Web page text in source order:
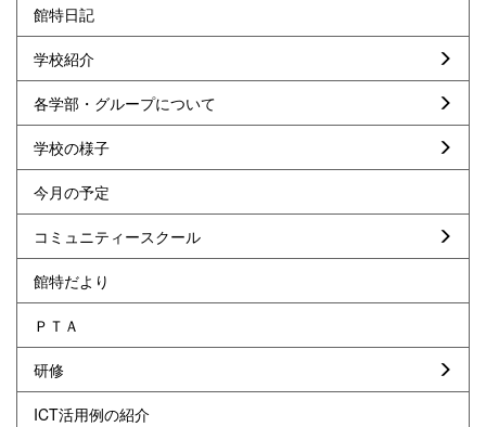
館特日記
学校紹介
各学部・グループについて
学校の様子
今月の予定
コミュニティースクール
館特だより
ＰＴＡ
研修
ICT活用例の紹介